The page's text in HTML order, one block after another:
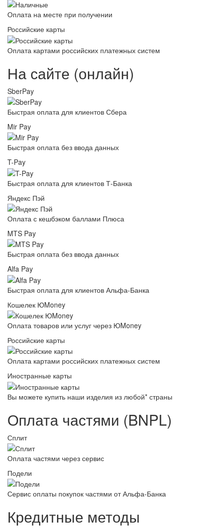
Оплата на месте при получении
Российские карты
Оплата картами российских платежных систем
На сайте (онлайн)
SberPay
Быстрая оплата для клиентов Сбера
Mir Pay
Быстрая оплата без ввода данных
T-Pay
Быстрая оплата для клиентов Т-Банка
Яндекс Пэй
Оплата с кешбэком баллами Плюса
MTS Pay
Быстрая оплата без ввода данных
Alfa Pay
Быстрая оплата для клиентов Альфа-Банка
Кошелек ЮMoney
Оплата товаров или услуг через ЮMoney
Российские карты
Оплата картами российских платежных систем
Иностранные карты
Вы можете купить наши изделия из любой* страны
Оплата частями (BNPL)
Сплит
Оплата частями через сервис
Подели
Сервис оплаты покупок частями от Альфа-Банка
Кредитные методы